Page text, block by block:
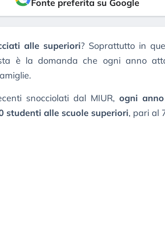
Fonte preferita su Google
alle superiori? Soprattutto in
è la domanda che ogni anno
snocciolati dal MIUR, ogni
studenti alle scuole superiori, pari al